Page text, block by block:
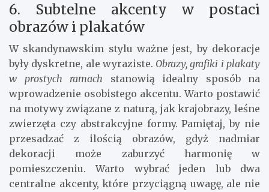
6. Subtelne akcenty w postaci
obrazów i plakatów
W skandynawskim stylu ważne jest, by dekoracje
były dyskretne, ale wyraziste. Obrazy, grafiki i plakaty
w prostych ramach stanowią idealny sposób na
wprowadzenie osobistego akcentu. Warto postawić
na motywy związane z naturą, jak krajobrazy, leśne
zwierzęta czy abstrakcyjne formy. Pamiętaj, by nie
przesadzać z ilością obrazów, gdyż nadmiar
dekoracji może zaburzyć harmonię w
pomieszczeniu. Warto wybrać jeden lub dwa
centralne akcenty, które przyciągną uwagę, ale nie